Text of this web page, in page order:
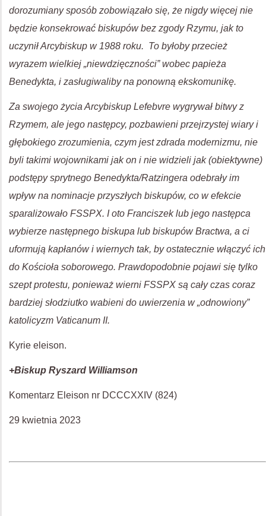
dorozumiany sposób zobowiązało się, że nigdy więcej nie
będzie konsekrować biskupów bez zgody Rzymu, jak to
uczynił Arcybiskup w 1988 roku. To byłoby przecież
wyrazem wielkiej „niewdzięczności” wobec papieża
Benedykta, i zasługiwaliby na ponowną ekskomunikę.
Za swojego życia Arcybiskup Lefebvre wygrywał bitwy z
Rzymem, ale jego następcy, pozbawieni przejrzystej wiary i
głębokiego zrozumienia, czym jest zdrada modernizmu, nie
byli takimi wojownikami jak on i nie widzieli jak (obiektywne)
podstępy sprytnego Benedykta/Ratzingera odebrały im
wpływ na nominacje przyszłych biskupów, co w efekcie
sparaliżowało FSSPX. I oto Franciszek lub jego następca
wybierze następnego biskupa lub biskupów Bractwa, a ci
uformują kapłanów i wiernych tak, by ostatecznie włączyć ich
do Kościoła soborowego. Prawdopodobnie pojawi się tylko
szept protestu, ponieważ wierni FSSPX są cały czas coraz
bardziej słodziutko wabieni do uwierzenia w „odnowiony”
katolicyzm Vaticanum II.
Kyrie eleison.
+Biskup Ryszard Williamson
Komentarz Eleison nr DCCCXXIV (824)
29 kwietnia 2023